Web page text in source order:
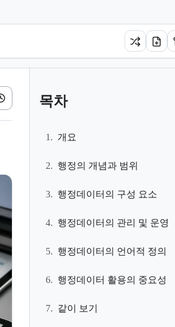
목차
1. 개요
2. 행정의 개념과 범위
3. 행정데이터의 구성 요소
4. 행정데이터의 관리 및 운영
5. 행정데이터의 언어적 정의
6. 행정데이터 활용의 중요성
7. 같이 보기